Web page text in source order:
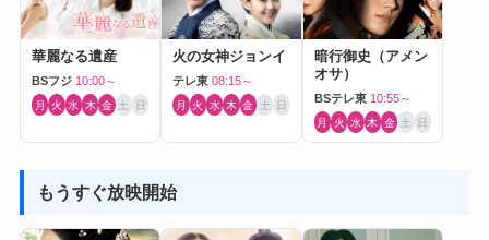
華麗なる遺産
BSフジ 10:00～
月 火 水 木 金 土 日
火の女神ジョンイ
テレ東 08:15～
月 火 水 木 金 土 日
暗行御史（アメン
オサ）
BSテレ東 10:55～
月 火 水 木 金 土 日
もうすぐ放映開始